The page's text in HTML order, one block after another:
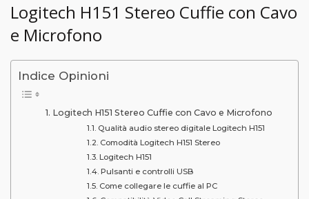
Logitech H151 Stereo Cuffie con Cavo
e Microfono
Indice Opinioni
Logitech H151 Stereo Cuffie con Cavo e Microfono
Qualità audio stereo digitale Logitech H151
Comodità Logitech H151 Stereo
Logitech H151
Pulsanti e controlli USB
Come collegare le cuffie al PC